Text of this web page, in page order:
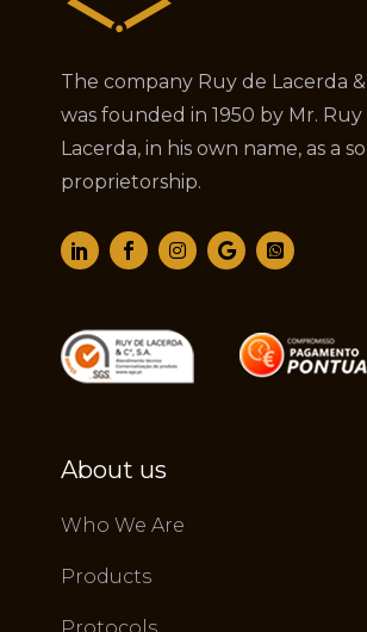
The company Ruy de Lacerda &
was founded in 1950 by Mr. Ruy
Lacerda, in his own name, as a
proprietorship.
About us
Who We Are
Products